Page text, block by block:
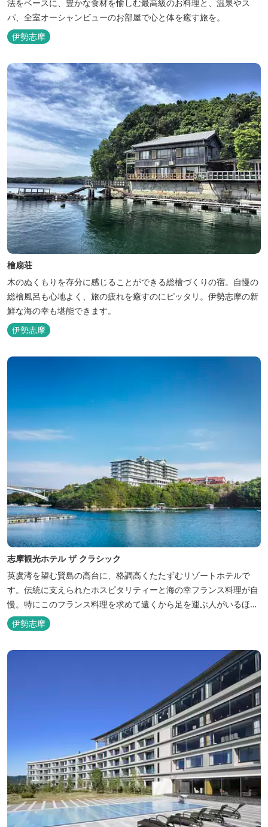
法をベースに、豊かな食材を愉しむ最高級のお料理と、温泉やス
パ、全室オーシャンビューのお部屋で心と体を癒す旅を。
伊勢志摩
檜扇荘
木のぬくもりを存分に感じることができる総檜づくりの宿。自慢の
総檜風呂も心地よく、旅の疲れを癒すのにピッタリ。伊勢志摩の新
鮮な海の幸も堪能できます。
伊勢志摩
志摩観光ホテル ザ クラシック
英虞湾を望む賢島の高台に、格調高くたたずむリゾートホテルで
す。伝統に支えられたホスピタリティーと海の幸フランス料理が自
慢。特にこのフランス料理を求めて遠くから足を運ぶ人がいるほ
ど。洗練されたサービスに、寛ぎと至福のひとときを満喫してくだ
さい。 ※2016年6月7日リニューアルオープン
伊勢志摩